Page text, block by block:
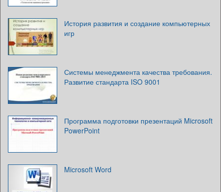
История развития и создание компьютерных
игр
Системы менеджмента качества требования.
Развитие стандарта ISO 9001
Программа подготовки презентаций Microsoft
PowerPoint
Microsoft Word